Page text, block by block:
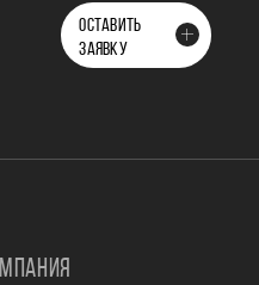
ОСТАВИТЬ
ЗАЯВКУ